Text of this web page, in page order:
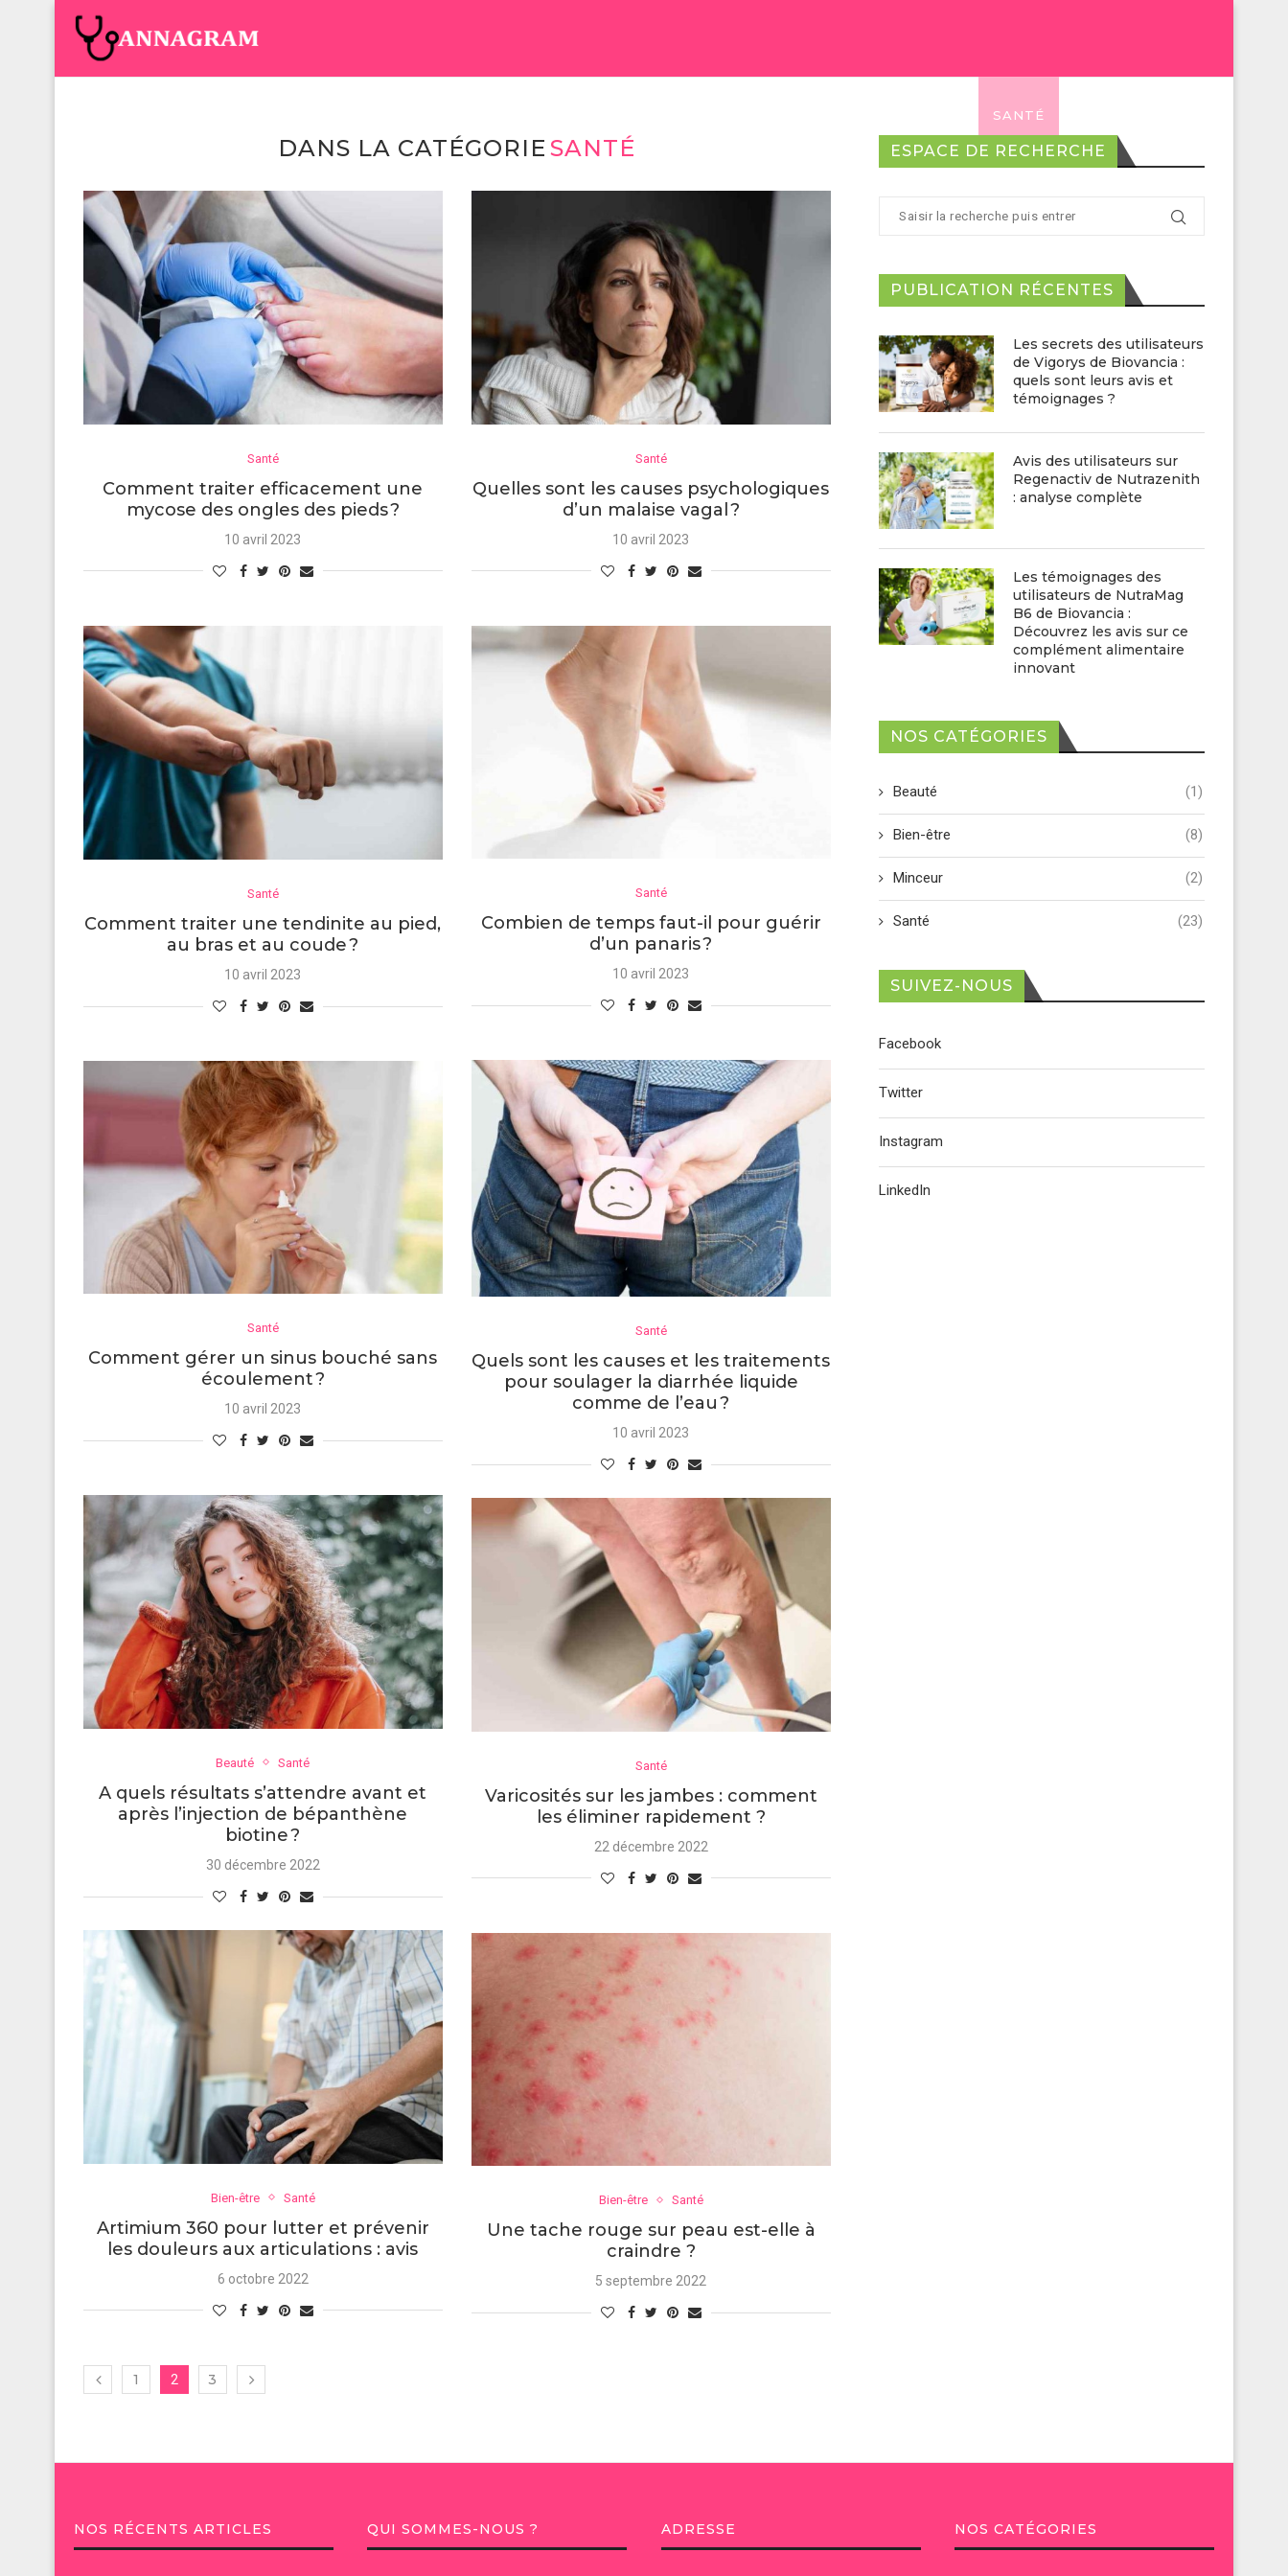
SANTÉ
DANS LA CATÉGORIE SANTÉ
Santé
Comment traiter efficacement une
mycose des ongles des pieds ?
10 avril 2023
Santé
Quelles sont les causes psychologiques
d’un malaise vagal ?
10 avril 2023
Santé
Comment traiter une tendinite au pied,
au bras et au coude ?
10 avril 2023
Santé
Combien de temps faut-il pour guérir
d’un panaris ?
10 avril 2023
Santé
Quels sont les causes et les traitements
pour soulager la diarrhée liquide
comme de l’eau ?
10 avril 2023
Santé
Comment gérer un sinus bouché sans
écoulement ?
10 avril 2023
Beauté Santé
A quels résultats s’attendre avant et
après l’injection de bépanthène
biotine ?
30 décembre 2022
Santé
Varicosités sur les jambes : comment
les éliminer rapidement ?
22 décembre 2022
Bien-être Santé
Artimium 360 pour lutter et prévenir
les douleurs aux articulations : avis
6 octobre 2022
Bien-être Santé
Une tache rouge sur peau est-elle à
craindre ?
5 septembre 2022
1 2 3
ESPACE DE RECHERCHE
PUBLICATION RÉCENTES
Les secrets des utilisateurs
de Vigorys de Biovancia :
quels sont leurs avis et
témoignages ?
Avis des utilisateurs sur
Regenactiv de Nutrazenith
: analyse complète
Les témoignages des
utilisateurs de NutraMag
B6 de Biovancia :
Découvrez les avis sur ce
complément alimentaire
innovant
NOS CATÉGORIES
Beauté (1)
Bien-être (8)
Minceur (2)
Santé (23)
SUIVEZ-NOUS
Facebook
Twitter
Instagram
LinkedIn
NOS RÉCENTS ARTICLES QUI SOMMES-NOUS ? ADRESSE NOS CATÉGORIES